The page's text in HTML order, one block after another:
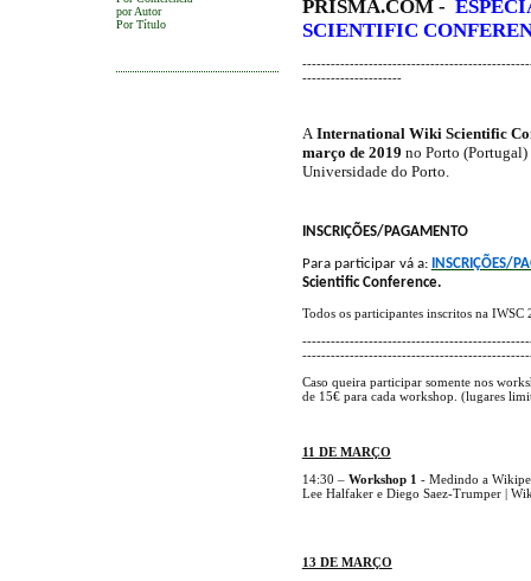
por Autor
Por Título
PRISMA.COM -
SCIENTIFIC
------------------------------------------
---------------------
AInternational Wiki Scientific
março de 2019 no Porto (Portugal)
Universidade do Porto.
INSCRIÇÕES/PAGAMENTO
Para participar vá a:
INSCRIÇÕES/
Scientific Conference.
Todos os participantes inscritos na
Caso queira participar somente nos
de 15€ para cada workshop. (lugares
11 DE MARÇO
14:30 – Workshop 1 - Medindo a
Lee Halfaker e Diego Saez-Trumper |
13 DE MARÇO